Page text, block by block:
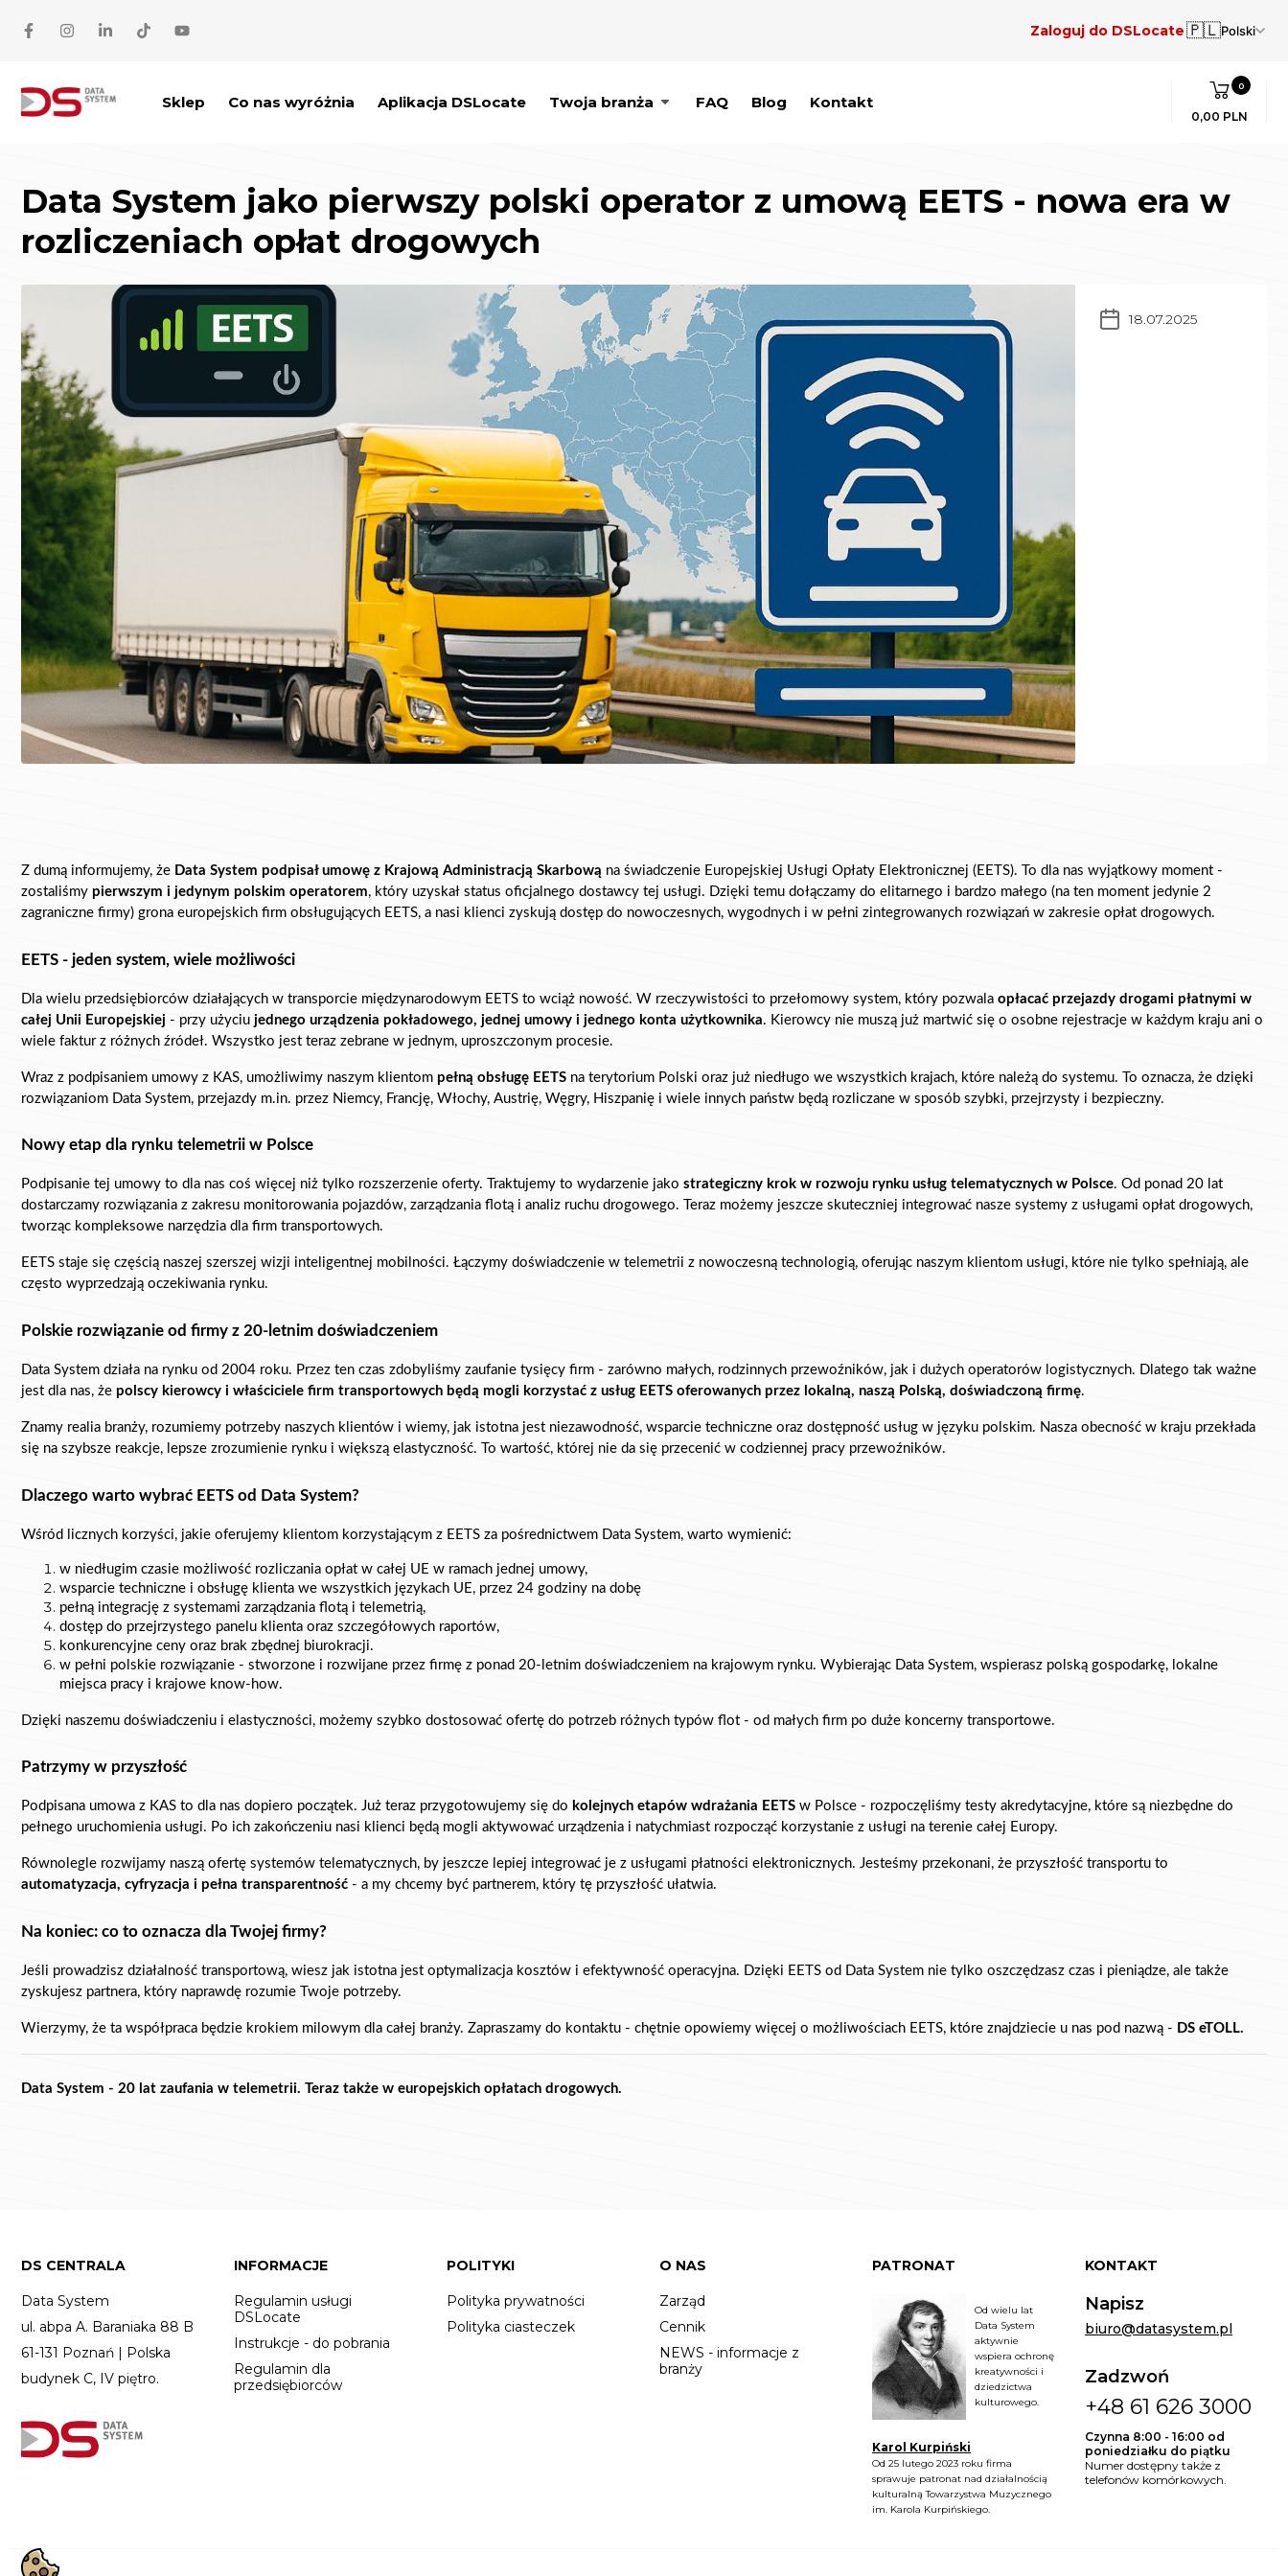
Zaloguj do DSLocate🇵🇱Polski
Sklep Co nas wyróżnia Aplikacja DSLocate Twoja branża FAQ Blog Kontakt
0
0,00 PLN
Data System jako pierwszy polski operator z umową EETS - nowa era w
rozliczeniach opłat drogowych
18.07.2025
Z dumą informujemy, że Data System podpisał umowę z Krajową Administracją Skarbową na świadczenie Europejskiej Usługi Opłaty Elektronicznej (EETS). To dla nas wyjątkowy moment -
zostaliśmy pierwszym i jedynym polskim operatorem, który uzyskał status oficjalnego dostawcy tej usługi. Dzięki temu dołączamy do elitarnego i bardzo małego (na ten moment jedynie 2
zagraniczne firmy) grona europejskich firm obsługujących EETS, a nasi klienci zyskują dostęp do nowoczesnych, wygodnych i w pełni zintegrowanych rozwiązań w zakresie opłat drogowych.
EETS - jeden system, wiele możliwości
Dla wielu przedsiębiorców działających w transporcie międzynarodowym EETS to wciąż nowość. W rzeczywistości to przełomowy system, który pozwala opłacać przejazdy drogami płatnymi w
całej Unii Europejskiej - przy użyciu jednego urządzenia pokładowego, jednej umowy i jednego konta użytkownika. Kierowcy nie muszą już martwić się o osobne rejestracje w każdym kraju ani o
wiele faktur z różnych źródeł. Wszystko jest teraz zebrane w jednym, uproszczonym procesie.
Wraz z podpisaniem umowy z KAS, umożliwimy naszym klientom pełną obsługę EETS na terytorium Polski oraz już niedługo we wszystkich krajach, które należą do systemu. To oznacza, że dzięki
rozwiązaniom Data System, przejazdy m.in. przez Niemcy, Francję, Włochy, Austrię, Węgry, Hiszpanię i wiele innych państw będą rozliczane w sposób szybki, przejrzysty i bezpieczny.
Nowy etap dla rynku telemetrii w Polsce
Podpisanie tej umowy to dla nas coś więcej niż tylko rozszerzenie oferty. Traktujemy to wydarzenie jako strategiczny krok w rozwoju rynku usług telematycznych w Polsce. Od ponad 20 lat
dostarczamy rozwiązania z zakresu monitorowania pojazdów, zarządzania flotą i analiz ruchu drogowego. Teraz możemy jeszcze skuteczniej integrować nasze systemy z usługami opłat drogowych,
tworząc kompleksowe narzędzia dla firm transportowych.
EETS staje się częścią naszej szerszej wizji inteligentnej mobilności. Łączymy doświadczenie w telemetrii z nowoczesną technologią, oferując naszym klientom usługi, które nie tylko spełniają, ale
często wyprzedzają oczekiwania rynku.
Polskie rozwiązanie od firmy z 20-letnim doświadczeniem
Data System działa na rynku od 2004 roku. Przez ten czas zdobyliśmy zaufanie tysięcy firm - zarówno małych, rodzinnych przewoźników, jak i dużych operatorów logistycznych. Dlatego tak ważne
jest dla nas, że polscy kierowcy i właściciele firm transportowych będą mogli korzystać z usług EETS oferowanych przez lokalną, naszą Polską, doświadczoną firmę.
Znamy realia branży, rozumiemy potrzeby naszych klientów i wiemy, jak istotna jest niezawodność, wsparcie techniczne oraz dostępność usług w języku polskim. Nasza obecność w kraju przekłada
się na szybsze reakcje, lepsze zrozumienie rynku i większą elastyczność. To wartość, której nie da się przecenić w codziennej pracy przewoźników.
Dlaczego warto wybrać EETS od Data System?
Wśród licznych korzyści, jakie oferujemy klientom korzystającym z EETS za pośrednictwem Data System, warto wymienić:
w niedługim czasie możliwość rozliczania opłat w całej UE w ramach jednej umowy,
wsparcie techniczne i obsługę klienta we wszystkich językach UE, przez 24 godziny na dobę
pełną integrację z systemami zarządzania flotą i telemetrią,
dostęp do przejrzystego panelu klienta oraz szczegółowych raportów,
konkurencyjne ceny oraz brak zbędnej biurokracji.
w pełni polskie rozwiązanie - stworzone i rozwijane przez firmę z ponad 20-letnim doświadczeniem na krajowym rynku. Wybierając Data System, wspierasz polską gospodarkę, lokalne
miejsca pracy i krajowe know-how.
Dzięki naszemu doświadczeniu i elastyczności, możemy szybko dostosować ofertę do potrzeb różnych typów flot - od małych firm po duże koncerny transportowe.
Patrzymy w przyszłość
Podpisana umowa z KAS to dla nas dopiero początek. Już teraz przygotowujemy się do kolejnych etapów wdrażania EETS w Polsce - rozpoczęliśmy testy akredytacyjne, które są niezbędne do
pełnego uruchomienia usługi. Po ich zakończeniu nasi klienci będą mogli aktywować urządzenia i natychmiast rozpocząć korzystanie z usługi na terenie całej Europy.
automatyzacja, cyfryzacja i pełna transparentność - a my chcemy być partnerem, który tę przyszłość ułatwia.
Na koniec: co to oznacza dla Twojej firmy?
Jeśli prowadzisz działalność transportową, wiesz jak istotna jest optymalizacja kosztów i efektywność operacyjna. Dzięki EETS od Data System nie tylko oszczędzasz czas i pieniądze, ale także
zyskujesz partnera, który naprawdę rozumie Twoje potrzeby.
Wierzymy, że ta współpraca będzie krokiem milowym dla całej branży. Zapraszamy do kontaktu - chętnie opowiemy więcej o możliwościach EETS, które znajdziecie u nas pod nazwą - DS eTOLL.
Data System - 20 lat zaufania w telemetrii. Teraz także w europejskich opłatach drogowych.
DS CENTRALA
Data System
ul. abpa A. Baraniaka 88 B
61-131 Poznań | Polska
budynek C, IV piętro.
INFORMACJE
Regulamin usługi
DSLocate
Instrukcje - do pobrania
Regulamin dla
przedsiębiorców
POLITYKI
Polityka prywatności
Polityka ciasteczek
O NAS
Zarząd
Cennik
NEWS - informacje z
branży
PATRONAT
Od wielu lat
Data System
aktywnie
wspiera ochronę
kreatywności i
dziedzictwa
kulturowego.
Karol Kurpiński
Od 25 lutego 2023 roku firma
sprawuje patronat nad działalnością
kulturalną Towarzystwa Muzycznego
im. Karola Kurpińskiego.
KONTAKT
Napisz
biuro@datasystem.pl
Zadzwoń
+48 61 626 3000
Czynna 8:00 - 16:00 od
poniedziałku do piątku
Numer dostępny także z
telefonów komórkowych.